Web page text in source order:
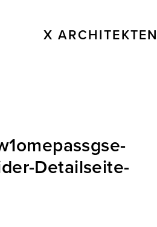
X
Detailseite-